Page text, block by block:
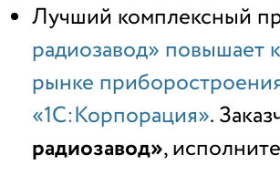
Лучший комплексный
радиозавод» повышает
рынке
«1С:Корпорация».
радиозавод»,